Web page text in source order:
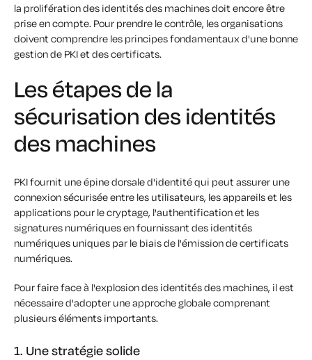
la prolifération des identités des machines doit encore être
prise en compte. Pour prendre le contrôle, les organisations
doivent comprendre les principes fondamentaux d'une bonne
gestion de PKI et des certificats.
Les étapes de la
sécurisation des identités
des machines
PKI fournit une épine dorsale d'identité qui peut assurer une
connexion sécurisée entre les utilisateurs, les appareils et les
applications pour le cryptage, l'authentification et les
signatures numériques en fournissant des identités
numériques uniques par le biais de l'émission de certificats
numériques.
Pour faire face à l'explosion des identités des machines, il est
nécessaire d'adopter une approche globale comprenant
plusieurs éléments importants.
1. Une stratégie solide